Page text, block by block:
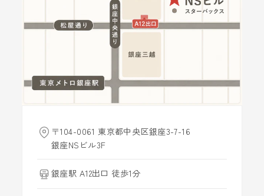
〒104-0061 東京都中央区銀座3-7-16
銀座NSビル3F
銀座駅 A12出口 徒歩1分